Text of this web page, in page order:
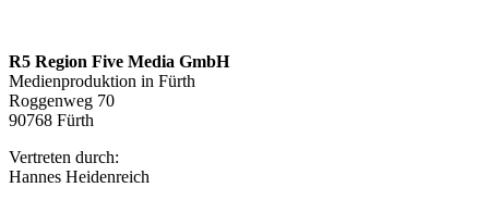
R5 Region Five Media GmbH
Medienproduktion in Fürth
Roggenweg 70
90768 Fürth
Vertreten durch:
Hannes Heidenreich